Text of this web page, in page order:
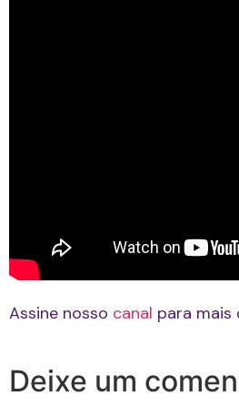
Assine nosso canal para mais
Deixe um